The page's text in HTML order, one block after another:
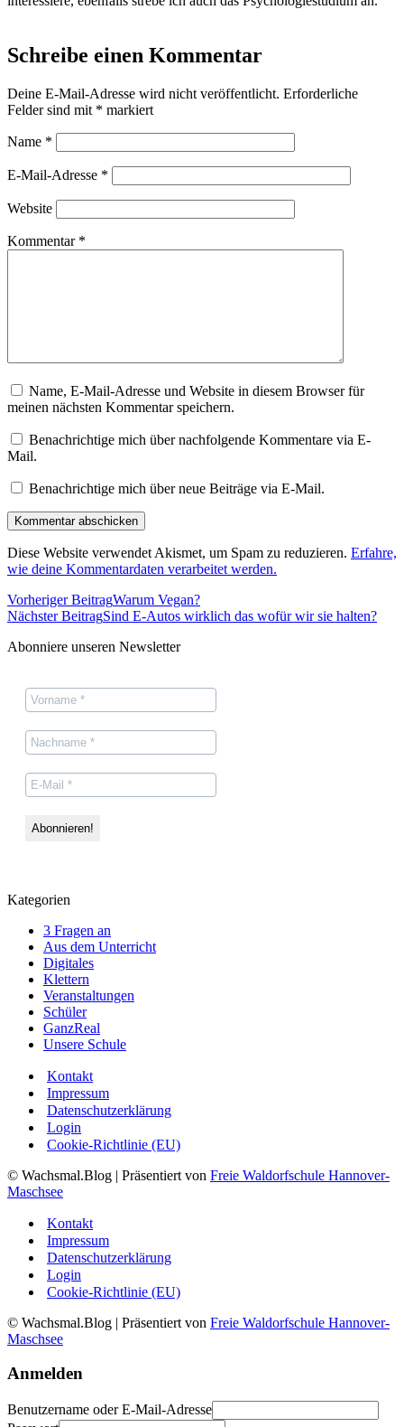
Schreibe einen Kommentar
Deine E-Mail-Adresse wird nicht veröffentlicht. Erforderliche
Felder sind mit * markiert
Name *
E-Mail-Adresse *
Website
Kommentar *
Name, E-Mail-Adresse und Website in diesem Browser für
meinen nächsten Kommentar speichern.
Benachrichtige mich über nachfolgende Kommentare via E-
Mail.
Benachrichtige mich über neue Beiträge via E-Mail.
Diese Website verwendet Akismet, um Spam zu reduzieren. Erfahre,
wie deine Kommentardaten verarbeitet werden.
Vorheriger BeitragWarum Vegan?
Nächster BeitragSind E-Autos wirklich das wofür wir sie halten?
Abonniere unseren Newsletter
Kategorien
3 Fragen an
Aus dem Unterricht
Digitales
Klettern
Veranstaltungen
Schüler
GanzReal
Unsere Schule
Kontakt
Impressum
Datenschutzerklärung
Login
Cookie-Richtlinie (EU)
© Wachsmal.Blog | Präsentiert von Freie Waldorfschule Hannover-
Maschsee
Kontakt
Impressum
Datenschutzerklärung
Login
Cookie-Richtlinie (EU)
© Wachsmal.Blog | Präsentiert von Freie Waldorfschule Hannover-
Maschsee
Anmelden
Benutzername oder E-Mail-Adresse